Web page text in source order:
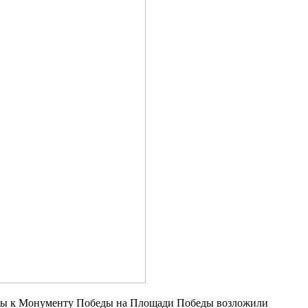
к Монументу Победы на Площади Победы возложили